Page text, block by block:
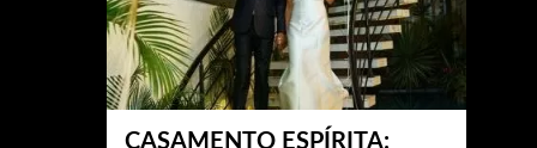
CASAMENTO ESPÍRITA: